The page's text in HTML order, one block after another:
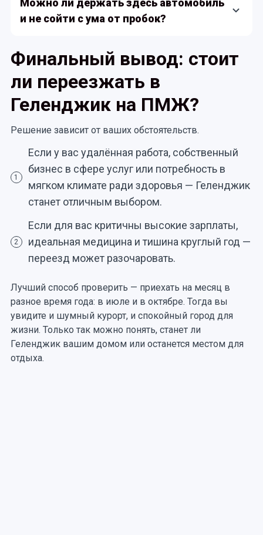
— это плюс: тишина, спокойные прогулки, чистые
пляжи. Для других — минус: «мертвый город» до
Можно ли держать здесь автомобиль
и не сойти с ума от пробок?
Особенно на въездах в город и в районе Толстого
мыса. Местные заранее планируют дела: едут
утром или вечером, а в пиковые часы стараются
вообще не выезжать.
Финальный вывод: стоит
ли переезжать в
Геленджик на ПМЖ?
Решение зависит от ваших обстоятельств.
1
Если у вас удалённая работа, собственный
бизнес в сфере услуг или потребность в
мягком климате ради здоровья — Геленджик
станет отличным выбором.
2
Если для вас критичны высокие зарплаты,
идеальная медицина и тишина круглый год —
переезд может разочаровать.
Лучший способ проверить — приехать на месяц в
разное время года: в июле и в октябре. Тогда вы
увидите и шумный курорт, и спокойный город для
жизни. Только так можно понять, станет ли
Геленджик вашим домом или останется местом для
отдыха.